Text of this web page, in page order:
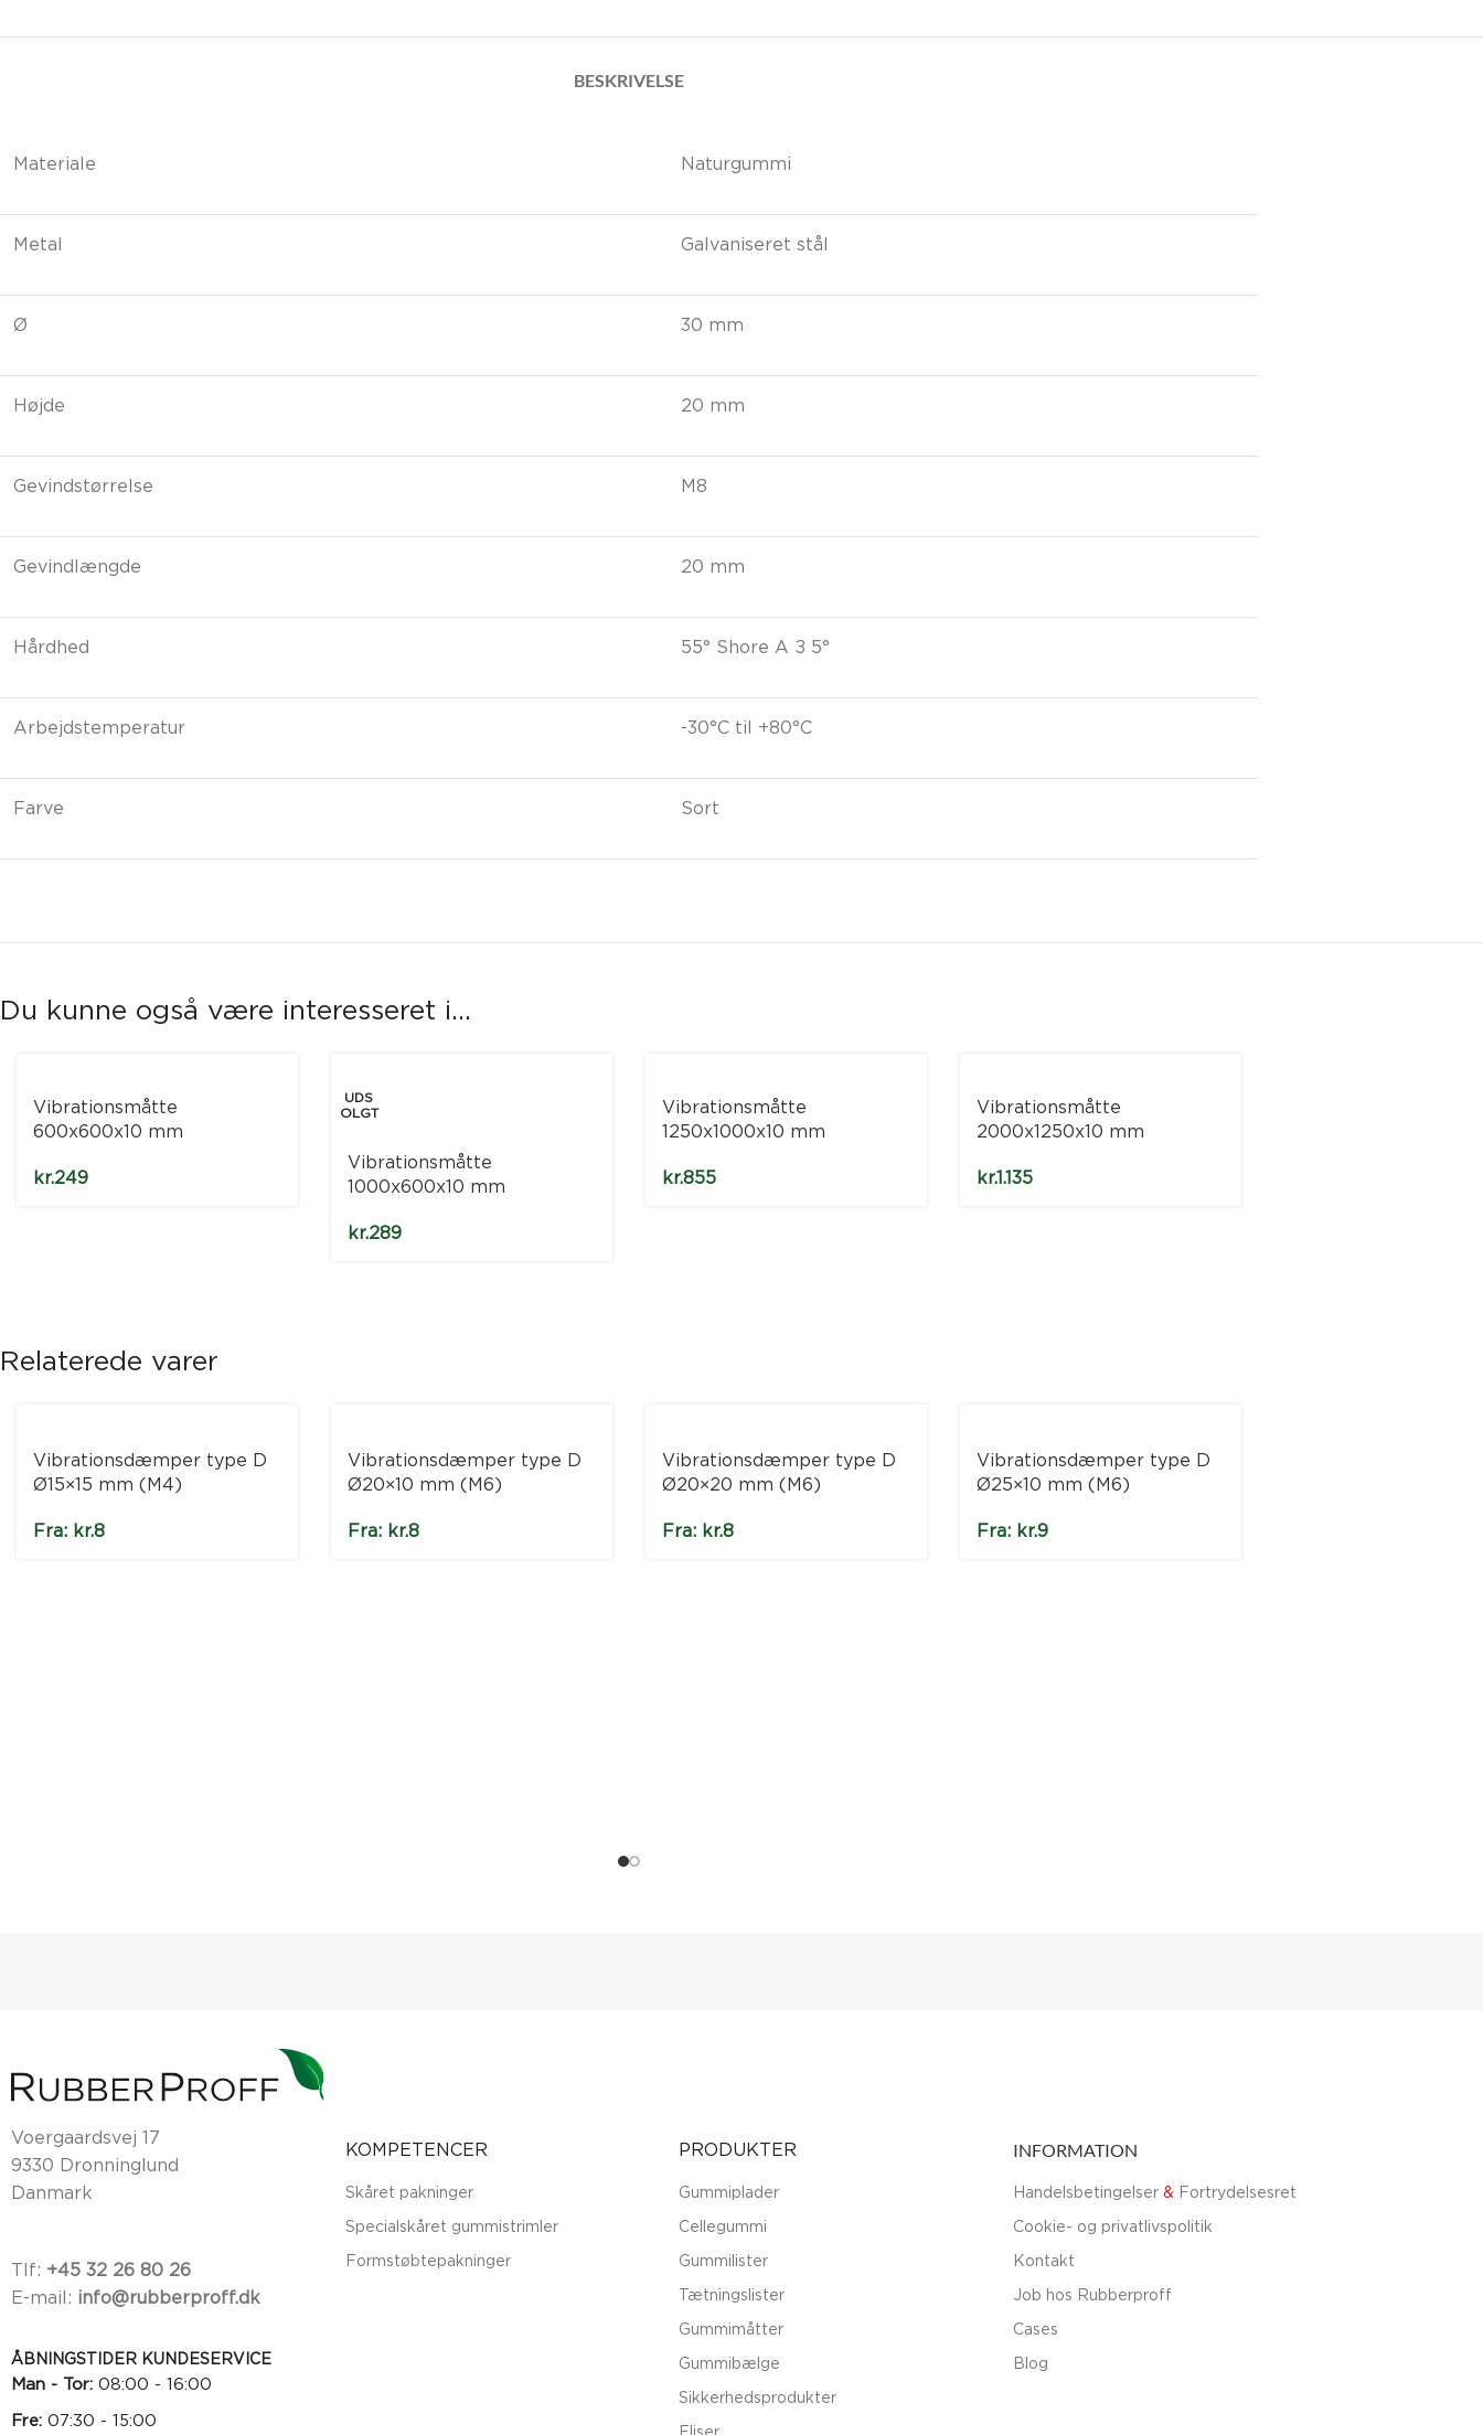
BESKRIVELSE
Materiale Naturgummi
Metal Galvaniseret stål
Ø 30 mm
Højde 20 mm
Gevindstørrelse M8
Gevindlængde 20 mm
Hårdhed 55° Shore A ± 5°
Arbejdstemperatur -30°C til +80°C
Farve Sort
Du kunne også være interesseret i...
Vibrationsmåtte
600x600x10 mm
kr.249
UDS
OLGT
Vibrationsmåtte
1000x600x10 mm
kr.289
Vibrationsmåtte
1250x1000x10 mm
kr.855
Vibrationsmåtte
2000x1250x10 mm
kr.1.135
Relaterede varer
Vibrationsdæmper type D
Ø15×15 mm (M4)
Fra: kr.8
Vibrationsdæmper type D
Ø20×10 mm (M6)
Fra: kr.8
Vibrationsdæmper type D
Ø20×20 mm (M6)
Fra: kr.8
Vibrationsdæmper type D
Ø25×10 mm (M6)
Fra: kr.9
Voergaardsvej 17
9330 Dronninglund
Danmark
Tlf: +45 32 26 80 26
E-mail: info@rubberproff.dk
ÅBNINGSTIDER KUNDESERVICE
Man - Tor: 08:00 - 16:00
Fre: 07:30 - 15:00
KOMPETENCER
Skåret pakninger
Specialskåret gummistrimler
Formstøbtepakninger
PRODUKTER
Gummiplader
Cellegummi
Gummilister
Tætningslister
Gummimåtter
Gummibælge
Sikkerhedsprodukter
Fliser
INFORMATION
Handelsbetingelser& Fortrydelsesret
Cookie- og privatlivspolitik
Kontakt
Job hos Rubberproff
Cases
Blog